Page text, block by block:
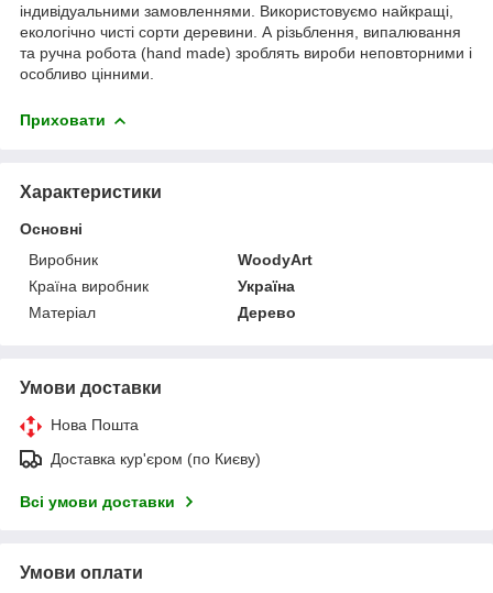
індивідуальними замовленнями. Використовуємо найкращі,
екологічно чисті сорти деревини. А різьблення, випалювання
та ручна робота (hand made) зроблять вироби неповторними і
особливо цінними.
Приховати
Характеристики
Основні
Виробник
WoodyArt
Країна виробник
Україна
Матеріал
Дерево
Умови доставки
Нова Пошта
Доставка кур'єром (по Києву)
Всі умови доставки
Умови оплати